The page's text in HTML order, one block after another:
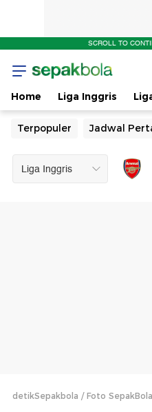
SCROLL TO
Home Liga Inggris
Terpopuler Jadwal
detikSepakbola Foto SepakBola